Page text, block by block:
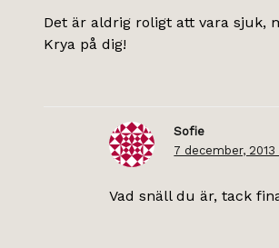
Det är aldrig roligt att vara sjuk,
Krya på dig!
Sofie
7 december, 2013
Vad snäll du är, tack